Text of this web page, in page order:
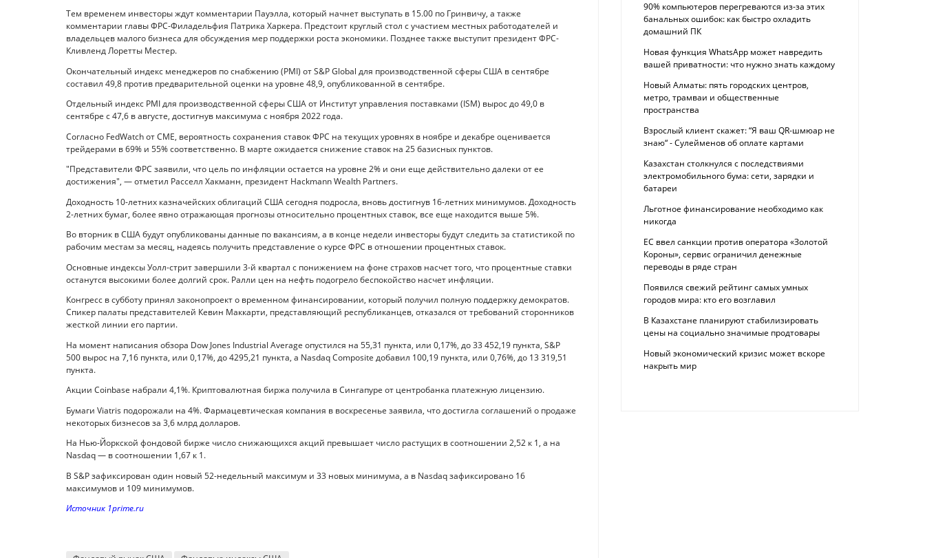
Тем временем инвесторы ждут комментарии Пауэлла, который начнет выступать в 15.00 по Гринвичу, а также
комментарии главы ФРС-Филадельфия Патрика Харкера. Предстоит круглый стол с участием местных работодателей и
владельцев малого бизнеса для обсуждения мер поддержки роста экономики. Позднее также выступит президент ФРС-
Кливленд Лоретты Местер.
Окончательный индекс менеджеров по снабжению (PMI) от S&P Global для производственной сферы США в сентябре
составил 49,8 против предварительной оценки на уровне 48,9, опубликованной в сентябре.
Отдельный индекс PMI для производственной сферы США от Институт управления поставками (ISM) вырос до 49,0 в
сентябре с 47,6 в августе, достигнув максимума с ноября 2022 года.
Согласно FedWatch от CME, вероятность сохранения ставок ФРС на текущих уровнях в ноябре и декабре оценивается
трейдерами в 69% и 55% соответственно. В марте ожидается снижение ставок на 25 базисных пунктов.
"Представители ФРС заявили, что цель по инфляции остается на уровне 2% и они еще действительно далеки от ее
достижения", — отметил Расселл Хакманн, президент Hackmann Wealth Partners.
Доходность 10-летних казначейских облигаций США сегодня подросла, вновь достигнув 16-летних минимумов. Доходность
2-летних бумаг, более явно отражающая прогнозы относительно процентных ставок, все еще находится выше 5%.
Во вторник в США будут опубликованы данные по вакансиям, а в конце недели инвесторы будут следить за статистикой по
рабочим местам за месяц, надеясь получить представление о курсе ФРС в отношении процентных ставок.
Основные индексы Уолл-стрит завершили 3-й квартал с понижением на фоне страхов насчет того, что процентные ставки
останутся высокими более долгий срок. Ралли цен на нефть подогрело беспокойство насчет инфляции.
Конгресс в субботу принял законопроект о временном финансировании, который получил полную поддержку демократов.
Спикер палаты представителей Кевин Маккарти, представляющий республиканцев, отказался от требований сторонников
жесткой линии его партии.
На момент написания обзора Dow Jones Industrial Average опустился на 55,31 пункта, или 0,17%, до 33 452,19 пункта, S&P
500 вырос на 7,16 пункта, или 0,17%, до 4295,21 пункта, а Nasdaq Composite добавил 100,19 пункта, или 0,76%, до 13 319,51
пункта.
Акции Coinbase набрали 4,1%. Криптовалютная биржа получила в Сингапуре от центробанка платежную лицензию.
Бумаги Viatris подорожали на 4%. Фармацевтическая компания в воскресенье заявила, что достигла соглашений о продаже
некоторых бизнесов за 3,6 млрд долларов.
На Нью-Йоркской фондовой бирже число снижающихся акций превышает число растущих в соотношении 2,52 к 1, а на
Nasdaq — в соотношении 1,67 к 1.
В S&P зафиксирован один новый 52-недельный максимум и 33 новых минимума, а в Nasdaq зафиксировано 16
максимумов и 109 минимумов.
Источник 1prime.ru
90% компьютеров перегреваются из-за этих
банальных ошибок: как быстро охладить
домашний ПК
Новая функция WhatsApp может навредить
вашей приватности: что нужно знать каждому
Новый Алматы: пять городских центров,
метро, трамваи и общественные
пространства
Взрослый клиент скажет: “Я ваш QR-шмюар не
знаю“ - Сулейменов об оплате картами
Казахстан столкнулся с последствиями
электромобильного бума: сети, зарядки и
батареи
Льготное финансирование необходимо как
никогда
ЕС ввел санкции против оператора «Золотой
Короны», сервис ограничил денежные
переводы в ряде стран
Появился свежий рейтинг самых умных
городов мира: кто его возглавил
В Казахстане планируют стабилизировать
цены на социально значимые продтовары
Новый экономический кризис может вскоре
накрыть мир